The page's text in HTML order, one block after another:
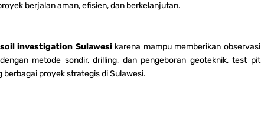
berjalan aman, efisien, dan berkelanjutan.
soil investigation Sulawesikarena mampu memberikan observasi
metode sondir, drilling, dan pengeboran geoteknik, test pit
proyek strategis di Sulawesi.